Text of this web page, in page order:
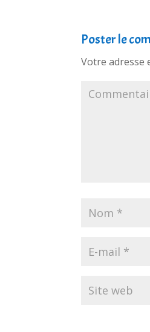
Poster le
Votre adresse